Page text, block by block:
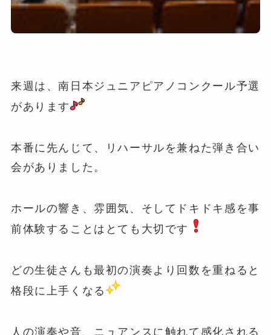
来週は、南日本ジュニアピアノコンクール予選
があります
本番に先んじて、リハーサルを兼ねた弾き合い
会がありました。
ホールの響き、雰囲気、そしてドキドキ感を事
前体験することはとても大切です
どの生徒さんも最初の演奏より回数を重ねると
格段に上手くなる
人の演奏や音、ニュアンスに触れて感化される